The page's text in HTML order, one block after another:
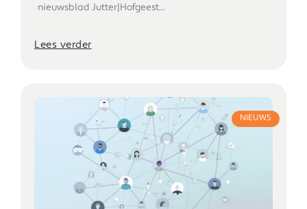
nieuwsblad Jutter|Hofgeest...
Lees verder
NIEUWS